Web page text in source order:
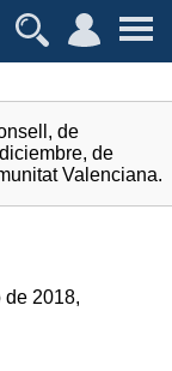
de
de
Valenciana.
de 2018,